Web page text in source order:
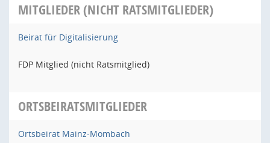
MITGLIEDER (NICHT RATSMITGLIEDER)
Beirat für Digitalisierung
FDP Mitglied (nicht Ratsmitglied)
ORTSBEIRATSMITGLIEDER
Ortsbeirat Mainz-Mombach